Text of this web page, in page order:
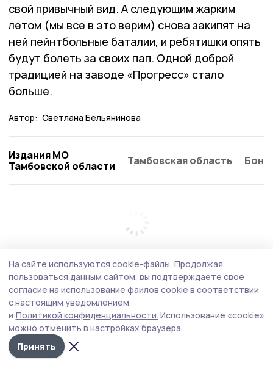
свой привычный вид. А следующим жарким
летом (мы все в это верим) снова закипят на
ней пейнтбольные баталии, и ребятишки опять
будут болеть за своих пап. Одной доброй
традицией на заводе «Прогресс» стало
больше.
Автор: Светлана Бельянинова
Издания МО
Тамбовской области
Тамбовская область
На сайте используются cookie-файлы. Продолжая
пользоваться данным сайтом, вы подтверждаете свое
согласие на использование файлов cookie в соответствии
с настоящим уведомлением
и Политикой конфиденциальности. Использование «cookie»
можно отменить в настройках браузера.
Принять